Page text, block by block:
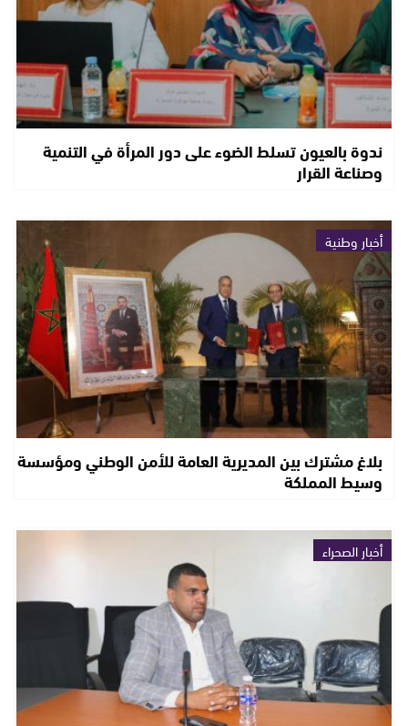
ندوة بالعيون تسلط الضوء على دور المرأة في التنمية
وصناعة القرار
أخبار وطنية
بلاغ مشترك بين المديرية العامة للأمن الوطني ومؤسسة
وسيط المملكة
أخبار الصحراء